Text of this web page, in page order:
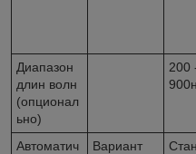
Диапазон
длин волн
(опционал
ьно)
200
Автоматич
Вариант